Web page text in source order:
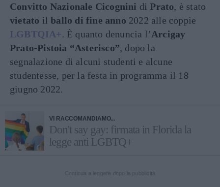
Convitto Nazionale Cicognini diPrato, è stato
vietato ilballo di fine anno 2022 alle coppie
LGBTQIA+. È quanto denuncia l’Arcigay
Prato-Pistoia “Asterisco”, dopo la
segnalazione di alcuni studenti e alcune
studentesse, per la festa in programma il 18
giugno 2022.
VI RACCOMANDIAMO...
Don't say gay: firmata in Florida la
legge anti LGBTQ+